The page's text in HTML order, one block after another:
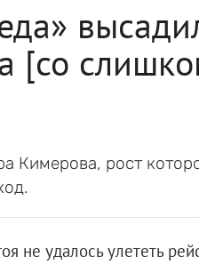
[со
Кимерова, рост
не удалось улететь